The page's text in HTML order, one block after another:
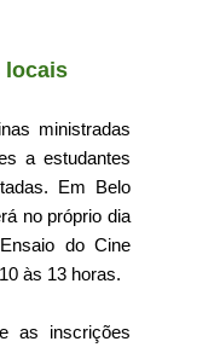
locais
ministradas
a estudantes
Em Belo
no próprio dia
do Cine
às 13 horas.
as inscrições